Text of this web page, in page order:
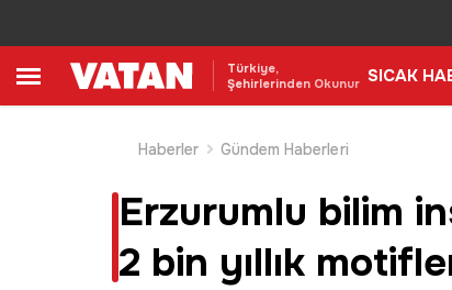
Türkiye,
Şehirlerinden Okunur SICAK
Haberler
Gündem Haberleri
Erzurumlu bilim
2 bin yıllık